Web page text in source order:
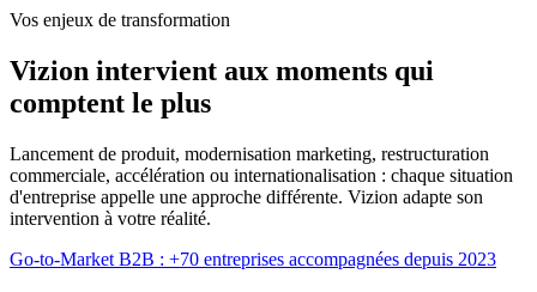
Vos enjeux de transformation
Vizion intervient aux moments qui
comptent le plus
Lancement de produit, modernisation marketing, restructuration
commerciale, accélération ou internationalisation : chaque situation
d'entreprise appelle une approche différente. Vizion adapte son
intervention à votre réalité.
Go-to-Market B2B : +70 entreprises accompagnées depuis 2023